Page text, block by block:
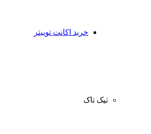
خرید اکانت توییتر
تیک تاک